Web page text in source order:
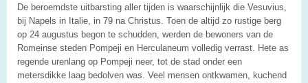
De beroemdste uitbarsting aller tijden is waarschijnlijk die Vesuvius,
bij Napels in Italie, in 79 na Christus. Toen de altijd zo rustige berg
op 24 augustus begon te schudden, werden de bewoners van de
Romeinse steden Pompeji en Herculaneum volledig verrast. Hete as
regende urenlang op Pompeji neer, tot de stad onder een
metersdikke laag bedolven was. Veel mensen ontkwamen, kuchend